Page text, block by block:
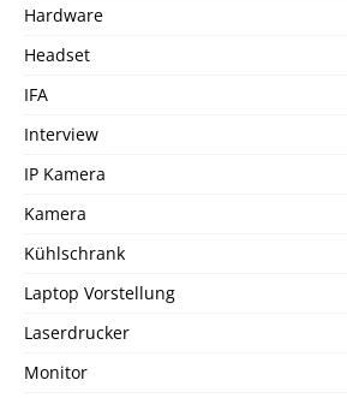
Hardware
Headset
IFA
Interview
IP Kamera
Kamera
Kühlschrank
Laptop Vorstellung
Laserdrucker
Monitor